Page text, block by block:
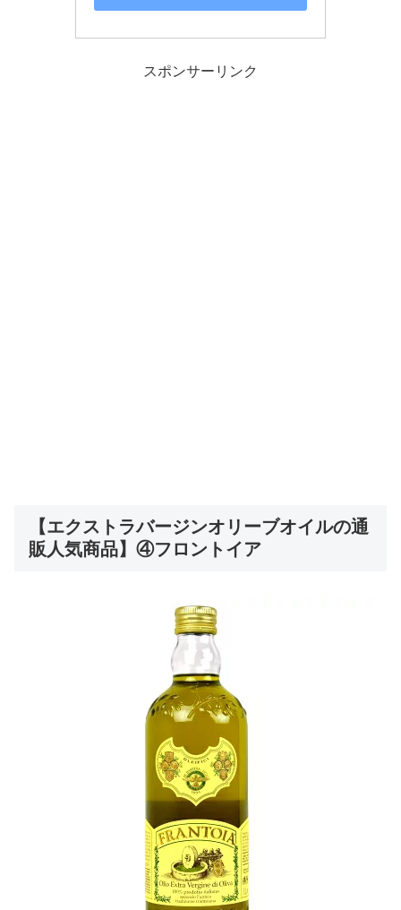
スポンサーリンク
【エクストラバージンオリーブオイルの通
販人気商品】④フロントイア